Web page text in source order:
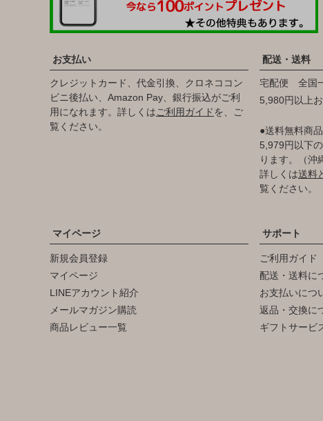
お支払い
クレジットカード、代金引換、クロネココン
ビニ後払い、Amazon Pay、銀行振込がご利
用になれます。詳しくはご利用ガイドを、ご
覧ください。
配送・送料
宅配便 全国
5,980円以上
●送料無料商
5,979円以下
ります。（沖
詳しくは送料
覧ください。
マイページ
新規会員登録
マイページ
LINEアカウント紹介
メールマガジン購読
商品レビュー一覧
サポート
ご利用ガイド
配送・送料に
お支払いにつ
返品・交換に
ギフトサービ